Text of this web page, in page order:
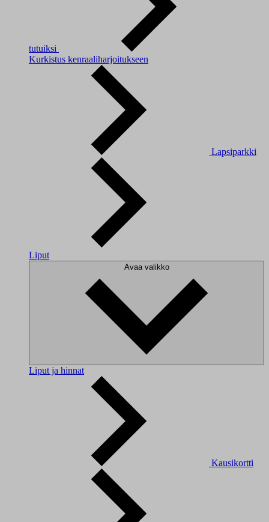
tutuiksi
Kurkistus kenraaliharjoitukseen
Lapsiparkki
Liput
Avaa valikko
Liput ja hinnat
Kausikortti